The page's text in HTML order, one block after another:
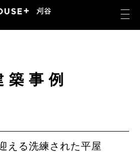
築事例
える洗練された平屋